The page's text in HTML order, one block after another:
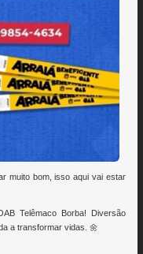
muito bom, isso aqui vai estar
Telêmaco Borba! Diversão
a transformar vidas. 🌼